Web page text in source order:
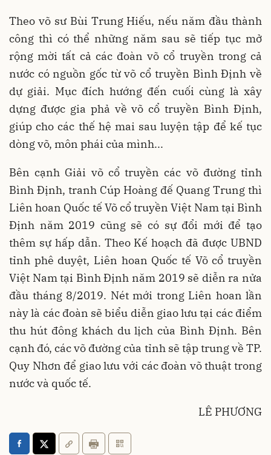
Theo võ sư Bùi Trung Hiếu, nếu năm đầu thành
công thì có thể những năm sau sẽ tiếp tục mở
rộng mời tất cả các đoàn võ cổ truyền trong cả
nước có nguồn gốc từ võ cổ truyền Bình Định về
dự giải. Mục đích hướng đến cuối cùng là xây
dựng được gia phả về võ cổ truyền Bình Định,
giúp cho các thế hệ mai sau luyện tập để kế tục
dòng võ, môn phái của mình...
Bên cạnh Giải võ cổ truyền các võ đường tỉnh
Bình Định, tranh Cúp Hoàng đế Quang Trung thì
Liên hoan Quốc tế Võ cổ truyền Việt Nam tại Bình
Định năm 2019 cũng sẽ có sự đổi mới để tạo
thêm sự hấp dẫn. Theo Kế hoạch đã được UBND
tỉnh phê duyệt, Liên hoan Quốc tế Võ cổ truyền
Việt Nam tại Bình Định năm 2019 sẽ diễn ra nửa
đầu tháng 8/2019. Nét mới trong Liên hoan lần
này là các đoàn sẽ biểu diễn giao lưu tại các điểm
thu hút đông khách du lịch của Bình Định. Bên
cạnh đó, các võ đường của tỉnh sẽ tập trung về TP.
Quy Nhơn để giao lưu với các đoàn võ thuật trong
nước và quốc tế.
LÊ PHƯƠNG